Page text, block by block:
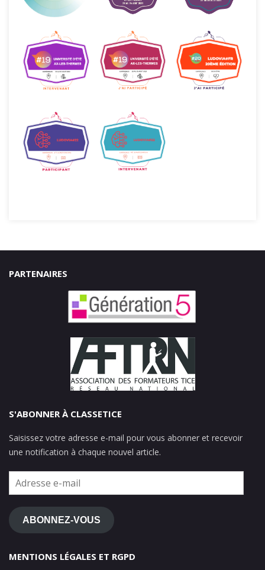
PARTENAIRES
S'ABONNER À CLASSETICE
Saisissez votre adresse e-mail pour vous abonner et recevoir
une notification à chaque nouvel article.
Adresse
e-
mail
ABONNEZ-VOUS
MENTIONS LÉGALES ET RGPD